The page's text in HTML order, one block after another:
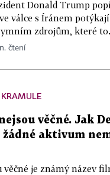
Donald Trump
válce s Íránem
zdrojům, které
čtení
věčné. Jak
žádné aktivum
věčné je známý název